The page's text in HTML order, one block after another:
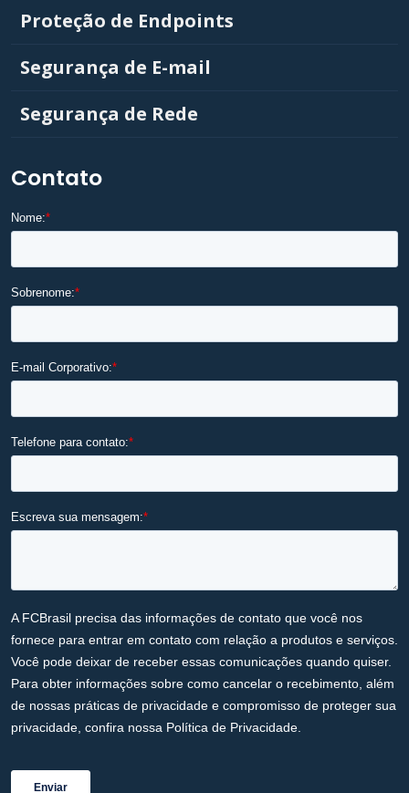
Proteção de Endpoints
Segurança de E-mail
Segurança de Rede
Contato